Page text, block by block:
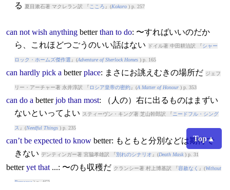
Top▲
る
夏目漱石著 マクレラン訳 『 こころ 』(Kokoro) p. 257
can not wish anything better than to do: 〜すればいいのだか
ら、これほどつごうのいい話はない
ドイル著 中田耕治訳 『シャー
ロック・ホームズ傑作選 』(Adventure of Sherlock Homes) p. 165
can hardly pick a better place: まさにお誂えむきの場所だ ジェフ
リー・アーチャー著 永井淳訳 『 ロシア皇帝の密約』(A Matter of Honour) p. 353
can do a better job than most: （人の）右に出るものはまずい
ないといってよい
スティーヴン・キング著 芝山幹郎訳 『 ニードフル・シング
ス 』(Needful Things) p. 235
can’t be expected to know better: もともと分別などは期待で
きない デンティンガー著 宮脇孝雄訳 『別れのシナリオ 』(Death Mask) p. 31
better yet that...: 〜のも収穫だ クランシー著 村上博基訳 『容赦なく 』(Without
Remorse) p. 462